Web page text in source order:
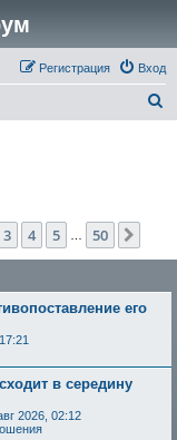
Вход
Регистрация
из 50
3 4 5 50
его
в середину
2026, 02:12